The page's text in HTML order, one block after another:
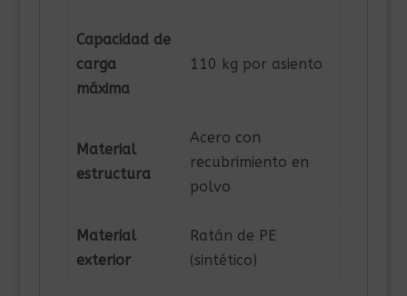
Capacidad de
carga
máxima
110 kg por asiento
Material
estructura
Acero con
recubrimiento en
polvo
Material
exterior
Ratán de PE
(sintético)